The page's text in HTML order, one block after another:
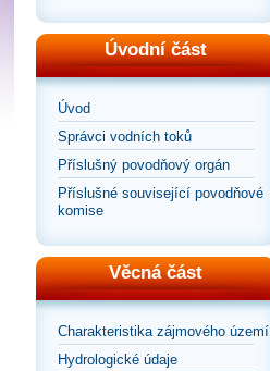
Úvodní část
Úvod
Správci vodních toků
Příslušný povodňový orgán
Příslušné související povodňové
komise
Věcná část
Charakteristika zájmového území
Hydrologické údaje